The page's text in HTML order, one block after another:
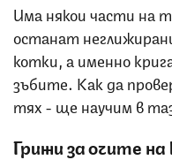
Има някои части на
останат
котки, а именно
зъбите. Как да
тях - ще научим в
Грижи за очите